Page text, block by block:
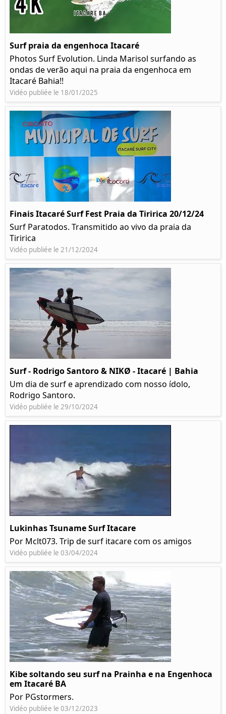
Surf praia da engenhoca Itacaré
Photos Surf Evolution. Linda Marisol surfando as
ondas de verão aqui na praia da engenhoca em
Itacaré Bahia!!
Vidéo publiée le 18/01/2025
Finais Itacaré Surf Fest Praia da Tiririca 20/12/24
Surf Paratodos. Transmitido ao vivo da praia da
Tiririca
Vidéo publiée le 21/12/2024
Surf - Rodrigo Santoro & NIKØ - Itacaré | Bahia
Um dia de surf e aprendizado com nosso ídolo,
Rodrigo Santoro.
Vidéo publiée le 29/10/2024
Lukinhas Tsuname Surf Itacare
Por Mclt073. Trip de surf itacare com os amigos
Vidéo publiée le 03/04/2024
Kibe soltando seu surf na Prainha e na Engenhoca
em Itacaré BA
Por PGstormers.
Vidéo publiée le 03/12/2023